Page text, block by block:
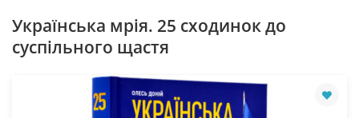
Українська мрія. 25 сходинок до
суспільного щастя